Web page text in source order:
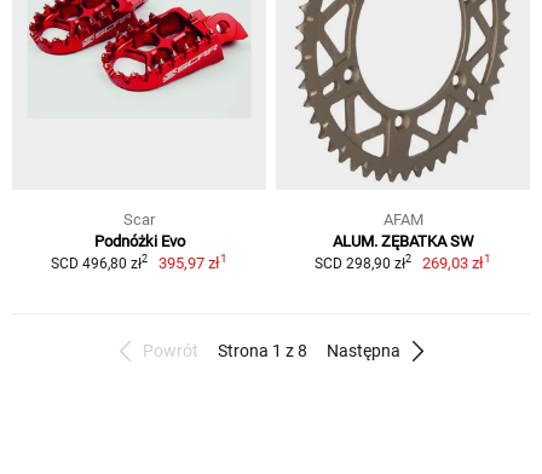
Scar
Podnóżki Evo
SCD 496,80 zł2 395,97 zł1
AFAM
ALUM. ZĘBATKA SW
SCD 298,90 zł2 269,03 zł1
Powrót Strona 1 z 8 Następna